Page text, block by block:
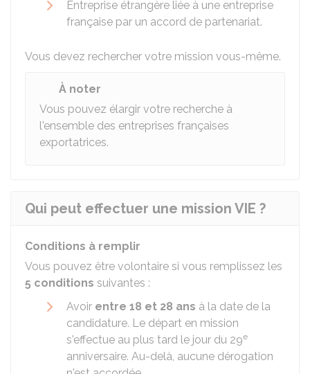
Entreprise étrangère liée à une entreprise
française par un accord de partenariat.
Vous devez rechercher votre mission vous-même.
À noter
Vous pouvez élargir votre recherche à
l'ensemble des entreprises françaises
exportatrices.
Qui peut effectuer une mission VIE ?
Conditions à remplir
Vous pouvez être volontaire si vous remplissez les
5 conditions suivantes :
Avoir entre 18 et 28 ans à la date de la
candidature. Le départ en mission
s'effectue au plus tard le jour du 29e
anniversaire. Au-delà, aucune dérogation